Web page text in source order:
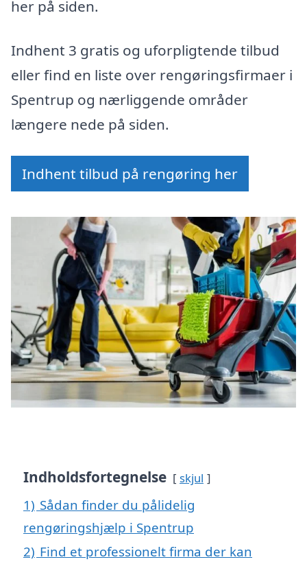
her på siden.
Indhent 3 gratis og uforpligtende tilbud
eller find en liste over rengøringsfirmaer i
Spentrup og nærliggende områder
længere nede på siden.
Indhent tilbud på rengøring her
Indholdsfortegnelse skjul
1) Sådan finder du pålidelig
rengøringshjælp i Spentrup
2) Find et professionelt firma der kan